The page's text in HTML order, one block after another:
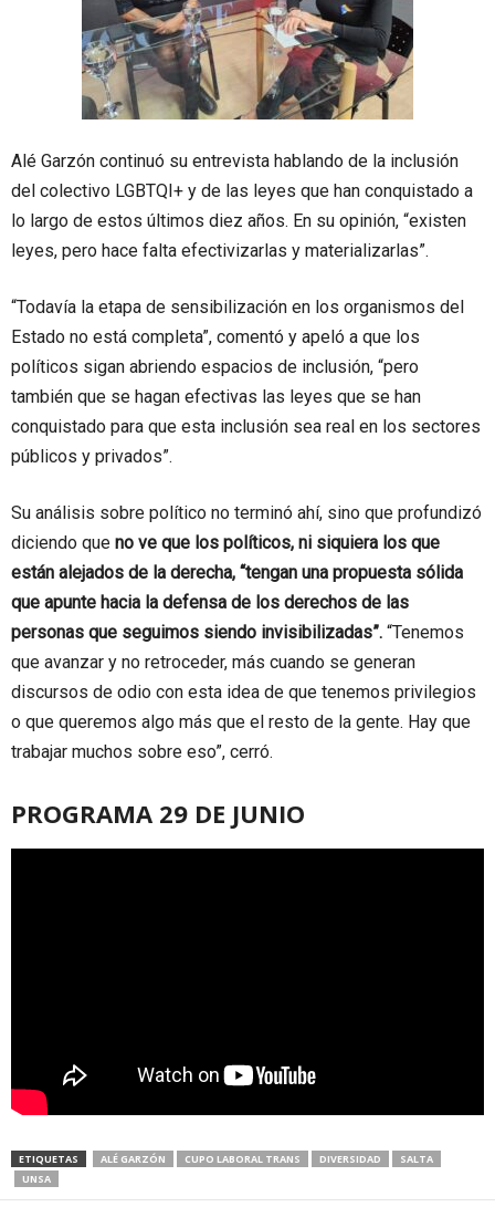
Alé Garzón continuó su entrevista hablando de la inclusión
del colectivo LGBTQI+ y de las leyes que han conquistado a
lo largo de estos últimos diez años. En su opinión, “existen
leyes, pero hace falta efectivizarlas y materializarlas”.
“Todavía la etapa de sensibilización en los organismos del
Estado no está completa”, comentó y apeló a que los
políticos sigan abriendo espacios de inclusión, “pero
también que se hagan efectivas las leyes que se han
conquistado para que esta inclusión sea real en los sectores
públicos y privados”.
Su análisis sobre político no terminó ahí, sino que profundizó
diciendo que no ve que los políticos, ni siquiera los que
están alejados de la derecha, “tengan una propuesta sólida
que apunte hacia la defensa de los derechos de las
personas que seguimos siendo invisibilizadas”. “Tenemos
que avanzar y no retroceder, más cuando se generan
discursos de odio con esta idea de que tenemos privilegios
o que queremos algo más que el resto de la gente. Hay que
trabajar muchos sobre eso”, cerró.
PROGRAMA 29 DE JUNIO
ETIQUETAS ALÉ GARZÓN CUPO LABORAL TRANS DIVERSIDAD
SALTA
UNSA